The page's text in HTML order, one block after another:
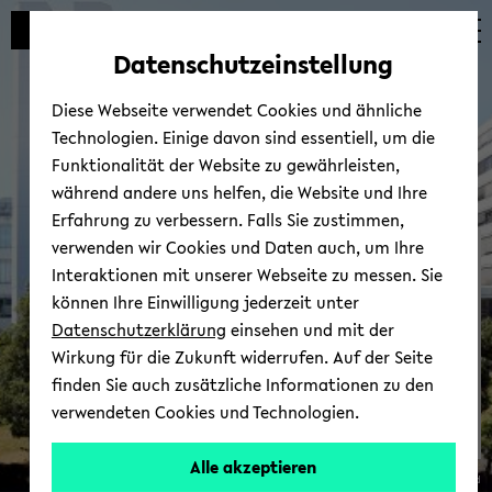
Automatische
vermeiden
skip
main
skip
main
skip
footer
Zen­tra­le An­lauf­stel­le Bar­
rie­re­frei
© Uni­ver­si­tät Bie­le­feld
Datenschutzeinstellung
Diese Webseite verwendet Cookies und ähnliche
Technologien. Einige davon sind essentiell, um die
Funktionalität der Website zu gewährleisten,
während andere uns helfen, die Website und Ihre
Erfahrung zu verbessern. Falls Sie zustimmen,
verwenden wir Cookies und Daten auch, um Ihre
Interaktionen mit unserer Webseite zu messen. Sie
können Ihre Einwilligung jederzeit unter
Datenschutzerklärung einsehen und mit der
Wirkung für die Zukunft widerrufen. Auf der Seite
finden Sie auch zusätzliche Informationen zu den
verwendeten Cookies und Technologien.
Alle akzeptieren